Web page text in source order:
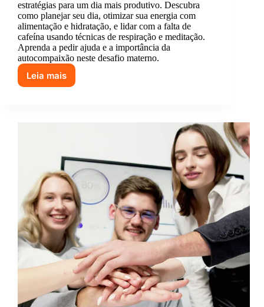
estratégias para um dia mais produtivo. Descubra
como planejar seu dia, otimizar sua energia com
alimentação e hidratação, e lidar com a falta de
cafeína usando técnicas de respiração e meditação.
Aprenda a pedir ajuda e a importância da
autocompaixão neste desafio materno.
Leia mais
Como
sem
recorrer
à
cafeína
(spoiler:
não
consigo)